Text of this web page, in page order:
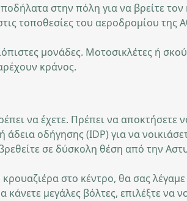
στην πόλη για να βρείτε τον
τοποθεσίες του αεροδρομίου της
μονάδες. Μοτοσικλέτες ή
κράνος.
να έχετε. Πρέπει να αποκτήσετε
άδεια οδήγησης (IDP) για να
σε δύσκολη θέση από την
στο κέντρο, θα σας
μεγάλες βόλτες, επιλέξτε να